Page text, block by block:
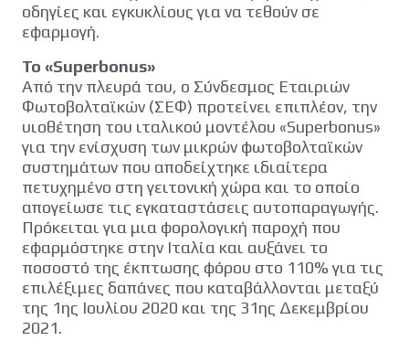
οδηγίες και εγκυκλίους για να τεθούν σε
εφαρμογή.
Το «Superbonus»
Από την πλευρά του, ο Σύνδεσμος Εταιριών
Φωτοβολταϊκών (ΣΕΦ) προτείνει επιπλέον, την
υιοθέτηση του ιταλικού μοντέλου «Superbonus»
για την ενίσχυση των μικρών φωτοβολταϊκών
συστημάτων που αποδείχτηκε ιδιαίτερα
πετυχημένο στη γειτονική χώρα και το οποίο
απογείωσε τις εγκαταστάσεις αυτοπαραγωγής.
Πρόκειται για μια φορολογική παροχή που
εφαρμόστηκε στην Ιταλία και αυξάνει το
ποσοστό της έκπτωσης φόρου στο 110% για τις
επιλέξιμες δαπάνες που καταβάλλονται μεταξύ
της 1ης Ιουλίου 2020 και της 31ης Δεκεμβρίου
2021.